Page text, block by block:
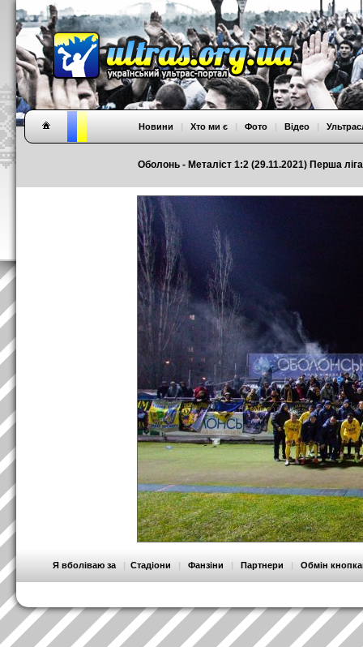
Оболонь - Металіст 1:2 (29.11.2021) Перша
Новини | Хто ми є | Фото | Відео |
Я вболіваю за | Стадіони | Фанзіни | Партнери | Обмін